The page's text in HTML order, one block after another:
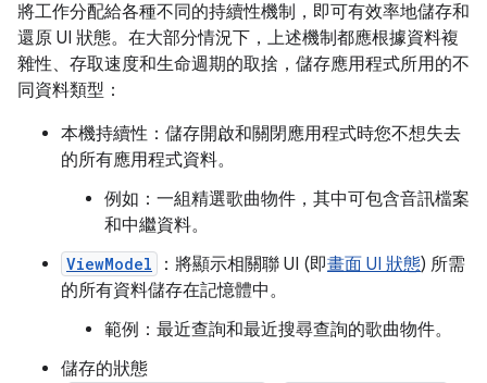
將工作分配給各種不同的持續性機制，即可有效率地儲存和
還原 UI 狀態。在大部分情況下，上述機制都應根據資料複
雜性、存取速度和生命週期的取捨，儲存應用程式所用的不
同資料類型：
本機持續性：儲存開啟和關閉應用程式時您不想失去
的所有應用程式資料。
例如：一組精選歌曲物件，其中可包含音訊檔案
和中繼資料。
ViewModel ：將顯示相關聯 UI (即畫面 UI 狀態) 所需
的所有資料儲存在記憶體中。
範例：最近查詢和最近搜尋查詢的歌曲物件。
儲存的狀態